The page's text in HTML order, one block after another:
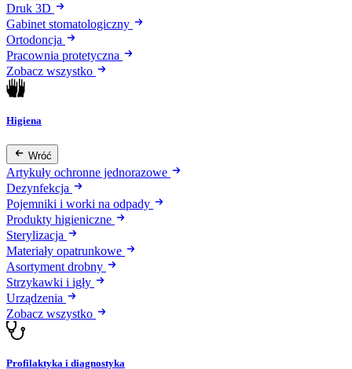
Druk 3D
Gabinet stomatologiczny
Ortodoncja
Pracownia protetyczna
Zobacz wszystko
Higiena
Wróć
Artykuły ochronne jednorazowe
Dezynfekcja
Pojemniki i worki na odpady
Produkty higieniczne
Sterylizacja
Materiały opatrunkowe
Asortyment drobny
Strzykawki i igły
Urządzenia
Zobacz wszystko
Profilaktyka i diagnostyka